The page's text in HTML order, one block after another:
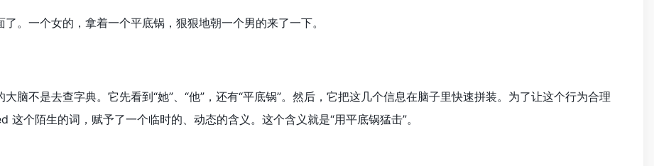
。一个女的，拿着一个平底锅，狠狠地朝一个男的来了一下。
脑不是去查字典。它先看到“她”、“他”，还有“平底锅”。然后，它把这几个信息在脑子里快速拼装。为了让这个行为合理
这个陌生的词，赋予了一个临时的、动态的含义。这个含义就是“用平底锅猛击”。